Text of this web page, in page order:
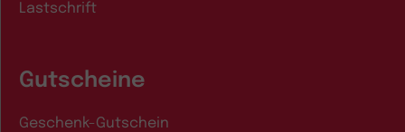
Lastschrift
Gutscheine
Geschenk-Gutschein